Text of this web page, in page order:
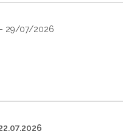
- 29/07/2026